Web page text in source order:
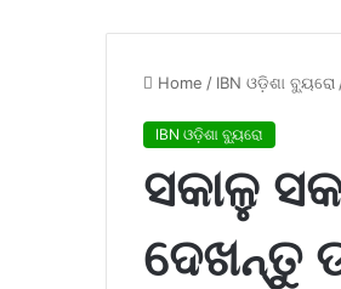
Home / IBN ଓଡ଼ିଶା ବ୍ୟୁରୋ
IBN ଓଡ଼ିଶା ବ୍ୟୁରୋ
ସକାଳୁ
ଦେଖନ୍ତୁ